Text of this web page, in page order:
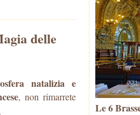
delle
natalizia e
, non rimarrete
Le 6